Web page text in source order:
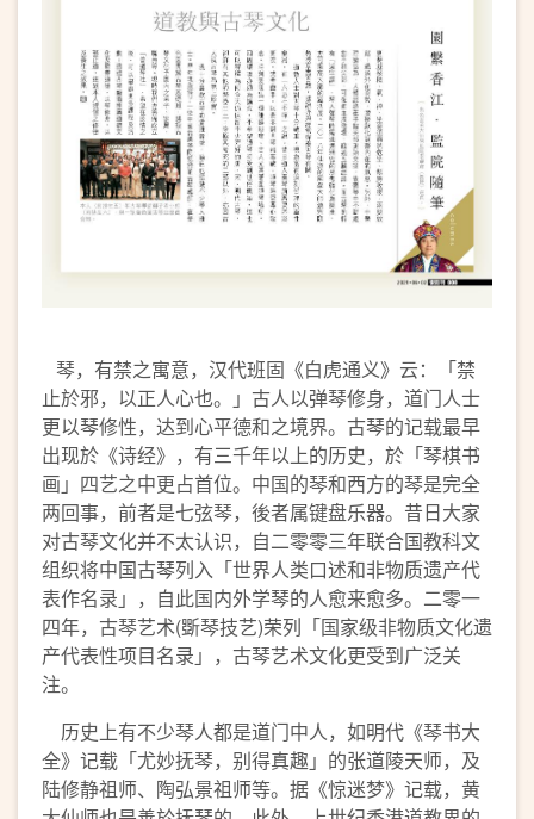
琴，有禁之寓意，汉代班固《白虎通义》云：「禁
止於邪，以正人心也。」古人以弹琴修身，道门人士
更以琴修性，达到心平德和之境界。古琴的记载最早
出现於《诗经》，有三千年以上的历史，於「琴棋书
画」四艺之中更占首位。中国的琴和西方的琴是完全
两回事，前者是七弦琴，後者属键盘乐器。昔日大家
对古琴文化并不太认识，自二零零三年联合国教科文
组织将中国古琴列入「世界人类口述和非物质遗产代
表作名录」，自此国内外学琴的人愈来愈多。二零一
四年，古琴艺术(斲琴技艺)荣列「国家级非物质文化遗
产代表性项目名录」，古琴艺术文化更受到广泛关
注。
历史上有不少琴人都是道门中人，如明代《琴书大
全》记载「尤妙抚琴，别得真趣」的张道陵天师，及
陆修静祖师、陶弘景祖师等。据《惊迷梦》记载，黄